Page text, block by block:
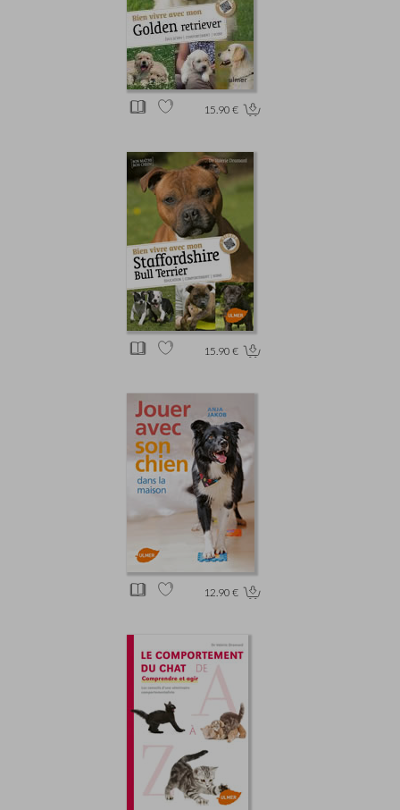
15.90 €
15.90 €
12.90 €